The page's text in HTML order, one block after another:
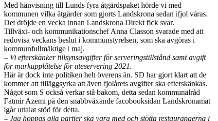
Med hänvisning till Lunds fyra åtgärdspaket hörde vi med
kommunen vilka åtgärder som gjorts Landskrona sedan ifjol våras.
Det dröjde en vecka innan Landskrona Direkt fick svar.
Tillväxt- och kommunikationschef Anna Classon svarade med att
redovisa veckans beslut i kommunstyrelsen, som ska avgöras i
kommunfullmäktige i maj.
– Vi efterskänker tillsynsavgifter för serveringstillstånd samt avgift
för markupplåtelse för uteservering 2021.
Här är dock inte politiken helt överens än. SD har gjort klart att de
kommer att tilläggsyrka att även fjolårets avgifter ska efterskänkas.
Något som S också verkar stå bakom, detta sedan kommunalråd
Fatmir Azemi på den snabbväxande facobooksidan Landskronamat
igår uttalat stöd för detta.
– Jag hoppas alla partier ska vara med och stötta restaurangerna i